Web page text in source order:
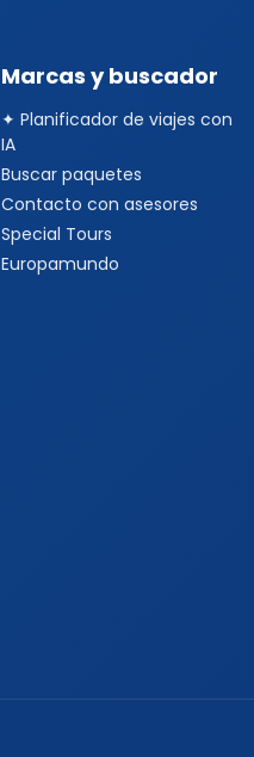
Marcas y buscador
✦ Planificador de viajes con
IA
Buscar paquetes
Contacto con asesores
Special Tours
Europamundo